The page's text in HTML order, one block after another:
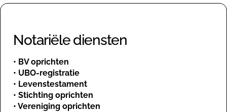
Notariële diensten
• BV oprichten
• UBO-registratie
• Levenstestament
• Stichting oprichten
• Vereniging oprichten